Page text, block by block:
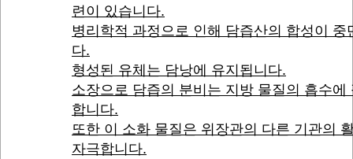
련이 있습니다.
병리학적 과정으로 인해 담즙산의 합성이 중
다.
형성된 유체는 담낭에 유지됩니다.
소장으로 담즙의 분비는 지방 물질의 흡수에
합니다.
또한 이 소화 물질은 위장관의 다른 기관의
자극합니다.